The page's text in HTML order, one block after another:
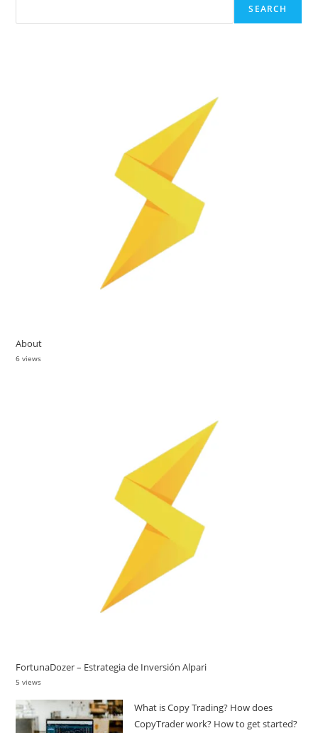
SEARCH
About
6 views
FortunaDozer – Estrategia de Inversión Alpari
5 views
What is Copy Trading? How does
CopyTrader work? How to get started?